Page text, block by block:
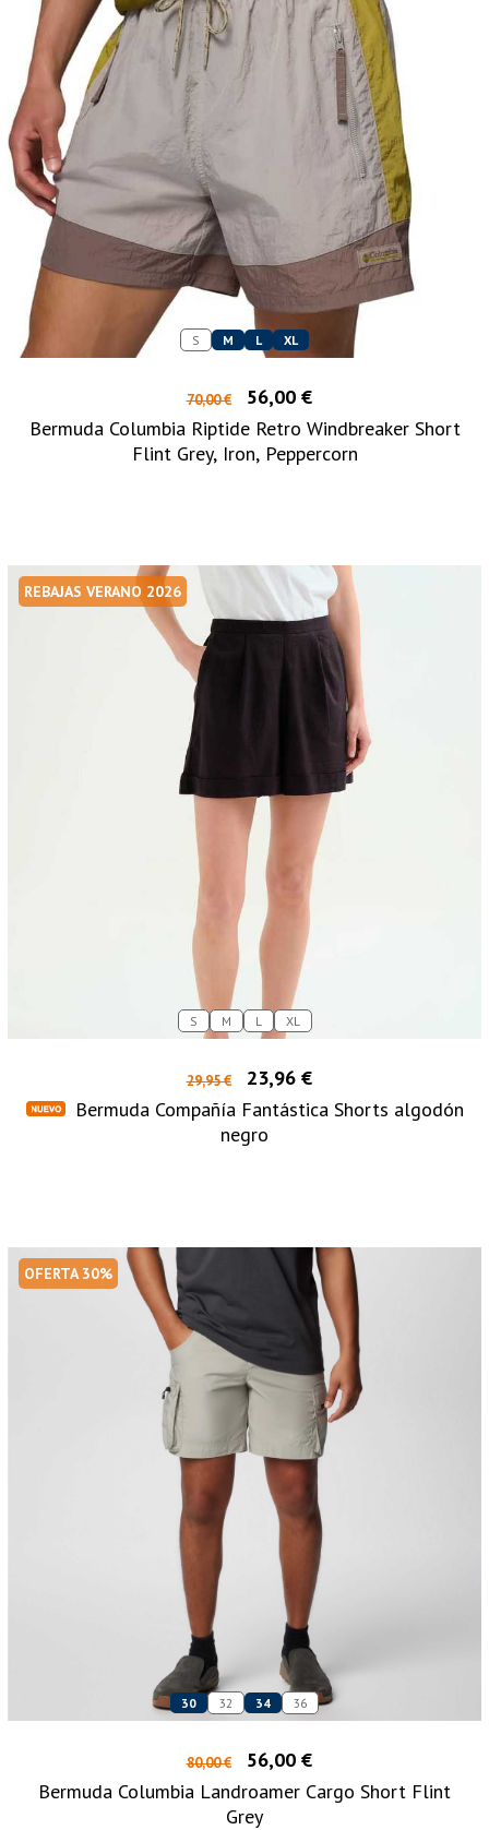
S M L XL
70,00 €
56,00 €
Bermuda Columbia Riptide Retro Windbreaker Short
Flint Grey, Iron, Peppercorn
REBAJAS VERANO 2026
S M L XL
29,95 €
23,96 €
Bermuda Compañía Fantástica Shorts algodón
negro
OFERTA 30%
30 32 34 36
80,00 €
56,00 €
Bermuda Columbia Landroamer Cargo Short Flint
Grey